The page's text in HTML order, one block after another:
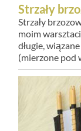
Strzały
Strzały
moim
długie,
(mierzone pod